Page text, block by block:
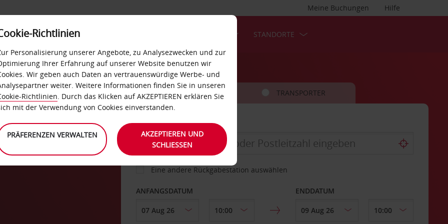
Hilfe
Meine Buchungen
SELF-SERVICES STANDORTE
FAHRZEUG TRANSPORTER
ABHOLEN VON
Eine andere Rückgabestation auswählen
ANFANGSDATUM ENDDATUM
Richtlinien
Personalisierung unserer Angebote, zu Analysezwecken und zur
Ihrer Erfahrung auf unserer Website benutzen wir
Wir geben auch Daten an vertrauenswürdige Werbe- und
weiter. Weitere Informationen finden Sie in unseren
Richtlinien. Durch das Klicken auf AKZEPTIEREN erklären Sie
mit der Verwendung von Cookies einverstanden.
PRÄFERENZEN VERWALTEN
AKZEPTIEREN UND
SCHLIESSEN